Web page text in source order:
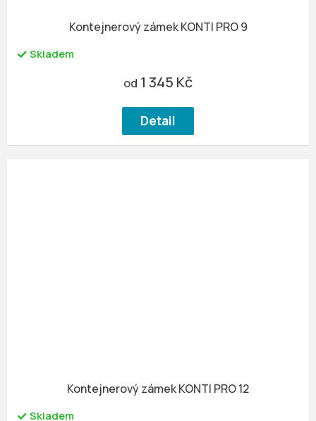
Kontejnerový zámek KONTI PRO 9
Skladem
od 1 345 Kč
Detail
Kontejnerový zámek KONTI PRO 12
Skladem